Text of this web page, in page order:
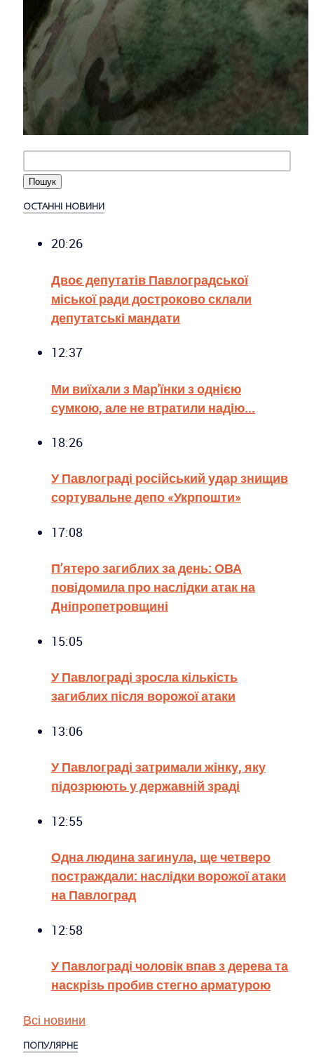
ОСТАННІ НОВИНИ
20:26
Двоє депутатів Павлоградської
міської ради достроково склали
депутатські мандати
12:37
Ми виїхали з Мар'їнки з однією
сумкою, але не втратили надію...
18:26
У Павлограді російський удар знищив
сортувальне депо «Укрпошти»
17:08
П’ятеро загиблих за день: ОВА
повідомила про наслідки атак на
Дніпропетровщині
15:05
У Павлограді зросла кількість
загиблих після ворожої атаки
13:06
У Павлограді затримали жінку, яку
підозрюють у державній зраді
12:55
Одна людина загинула, ще четверо
постраждали: наслідки ворожої атаки
на Павлоград
12:58
У Павлограді чоловік впав з дерева та
наскрізь пробив стегно арматурою
Всі новини
ПОПУЛЯРНЕ